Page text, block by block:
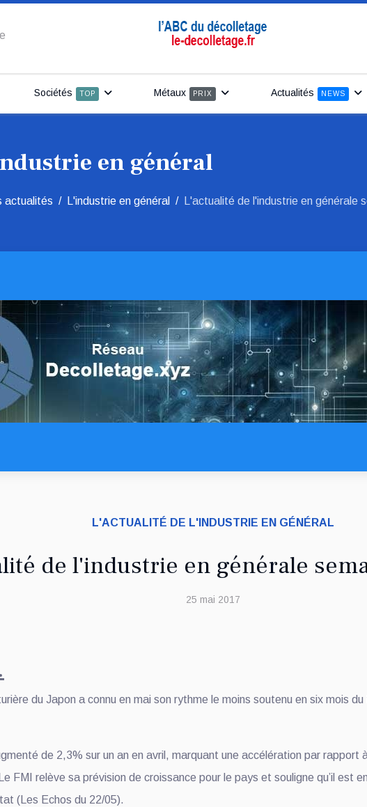
Sociétés TOP Métaux PRIX Actualités NEWS
en général
actualités L'industrie en général L'actualité de l'industrie en générale
L'ACTUALITÉ DE L'INDUSTRIE EN GÉNÉRAL
de l'industrie en générale
25 mai 2017
du Japon a connu en mai son rythme le moins soutenu en six mois
de 2,3% sur un an en avril, marquant une accélération par
FMI relève sa prévision de croissance pour le pays et souligne qu’il est
(Les Echos du 22/05).